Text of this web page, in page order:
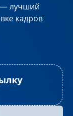
лучший
кадров